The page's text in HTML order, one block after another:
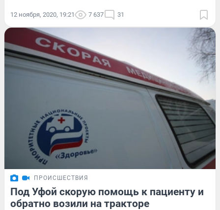
12 ноября, 2020, 19:21 7 637 31
ПРОИСШЕСТВИЯ
Под Уфой скорую помощь к пациенту и
обратно возили на тракторе